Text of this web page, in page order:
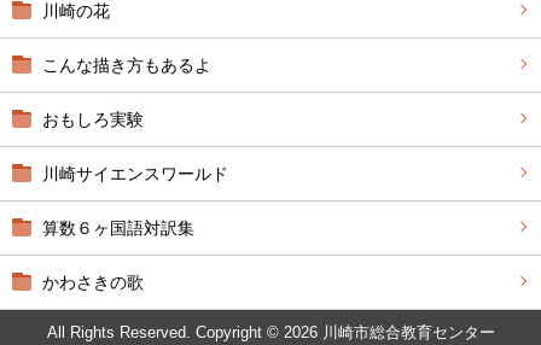
川崎の花
こんな描き方もあるよ
おもしろ実験
川崎サイエンスワールド
算数６ヶ国語対訳集
かわさきの歌
All Rights Reserved. Copyright © 2026 川崎市総合教育センター